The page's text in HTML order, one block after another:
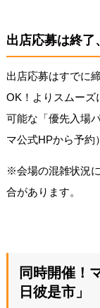
出店応募は終了
出店応募はすでに
OK！よりスムーズ
可能な「優先入場
マ公式HPから予約
※会場の混雑状況
合があります。
同時開催！
日彼是市」